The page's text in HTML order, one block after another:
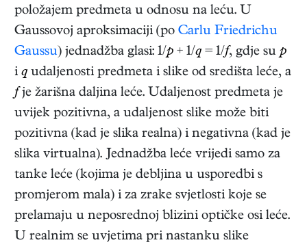
položajem predmeta u odnosu na leću. U
Gaussovoj aproksimaciji (po Carlu Friedrichu
Gaussu) jednadžba glasi: 1/p + 1/q = 1/f, gdje su p
i q udaljenosti predmeta i slike od središta leće, a
fje žarišna daljina leće. Udaljenost predmeta je
uvijek pozitivna, a udaljenost slike može biti
pozitivna (kad je slika realna) i negativna (kad je
slika virtualna). Jednadžba leće vrijedi samo za
tanke leće (kojima je debljina u usporedbi s
promjerom mala) i za zrake svjetlosti koje se
prelamaju u neposrednoj blizini optičke osi leće.
U realnim se uvjetima pri nastanku slike